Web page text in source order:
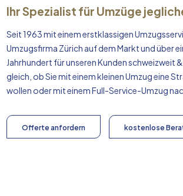
Ihr Spezialist für Umzüge
Seit 1963 mit einem erstklassigen
Umzugsfirma Zürich auf dem Markt und über
Jahrhundert für unseren Kunden schweizweit &
gleich, ob Sie mit einem kleinen Umzug eine
wollen oder mit einem Full-Service-Umzug
Offerte anfordern kostenlose